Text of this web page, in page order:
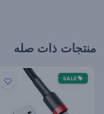
منتجات ذات صله
SALE